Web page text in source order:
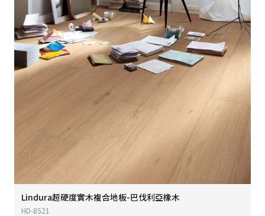
Lindura超硬度實木複合地板-巴伐利亞橡木
HD-8521